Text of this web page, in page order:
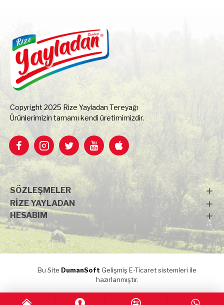
Copyright 2025 Rize Yayladan Tereyağı
Ürünlerimizin tamamı kendi üretimimizdir.
SÖZLEŞMELER
RIZE YAYLADAN
HESABIM
Bu Site DumanSoft Gelişmiş E-Ticaret sistemleri ile
hazırlanmıştır.